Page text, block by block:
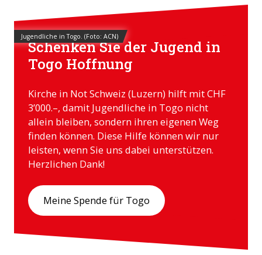
Jugendliche in Togo. (Foto: ACN)
Schenken Sie der Jugend in
Togo Hoffnung
Kirche in Not Schweiz (Luzern) hilft mit CHF
3’000.–, damit Jugendliche in Togo nicht
allein bleiben, sondern ihren eigenen Weg
finden können. Diese Hilfe können wir nur
leisten, wenn Sie uns dabei unterstützen.
Herzlichen Dank!
Meine Spende für Togo